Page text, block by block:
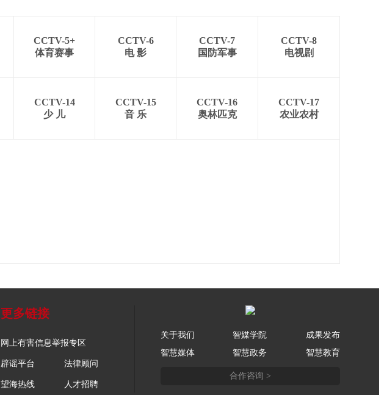
CCTV-5+
体育赛事
CCTV-6
电 影
CCTV-7
国防军事
CCTV-8
电视剧
CCTV-14
少 儿
CCTV-15
音 乐
CCTV-16
奥林匹克
CCTV-17
农业农村
更多链接
网上有害信息举报专区
辟谣平台 法律顾问
望海热线 人才招聘
关于我们 智媒学院
成果发布
智慧媒体
智慧政务 智慧教育
合作咨询 >